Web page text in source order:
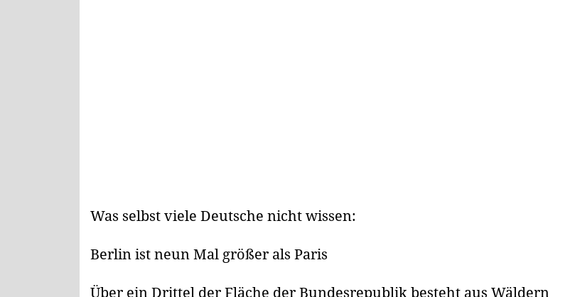
Was selbst viele Deutsche nicht wissen:
Berlin ist neun Mal größer als Paris
Über ein Drittel der Fläche der Bundesrepublik besteht aus Wäldern